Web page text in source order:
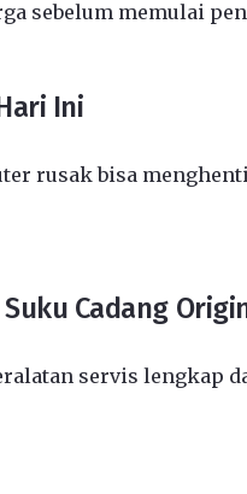
sebelum memulai
Ini
rusak bisa
Cadang
servis lengkap